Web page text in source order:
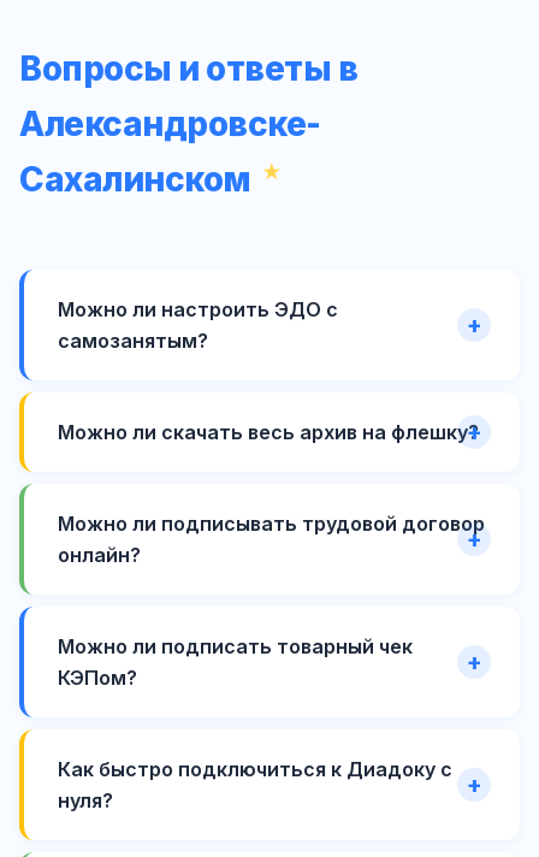
Вопросы и ответы в
Александровске-
Сахалинском
Можно ли настроить ЭДО с
самозанятым?
Можно ли скачать весь архив на флешку?
Можно ли подписывать трудовой договор
онлайн?
Можно ли подписать товарный чек
КЭПом?
Как быстро подключиться к Диадоку с
нуля?